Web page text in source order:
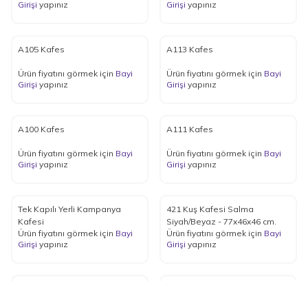
Girişi yapınız
Girişi yapınız
A105 Kafes
Ürün fiyatını görmek için Bayi
Girişi yapınız
A113 Kafes
Ürün fiyatını görmek için Bayi
Girişi yapınız
A100 Kafes
Ürün fiyatını görmek için Bayi
Girişi yapınız
A111 Kafes
Ürün fiyatını görmek için Bayi
Girişi yapınız
Tek Kapılı Yerli Kampanya
Kafesi
Ürün fiyatını görmek için Bayi
Girişi yapınız
421 Kuş Kafesi Salma
Siyah/Beyaz - 77x46x46 cm.
Ürün fiyatını görmek için Bayi
Girişi yapınız